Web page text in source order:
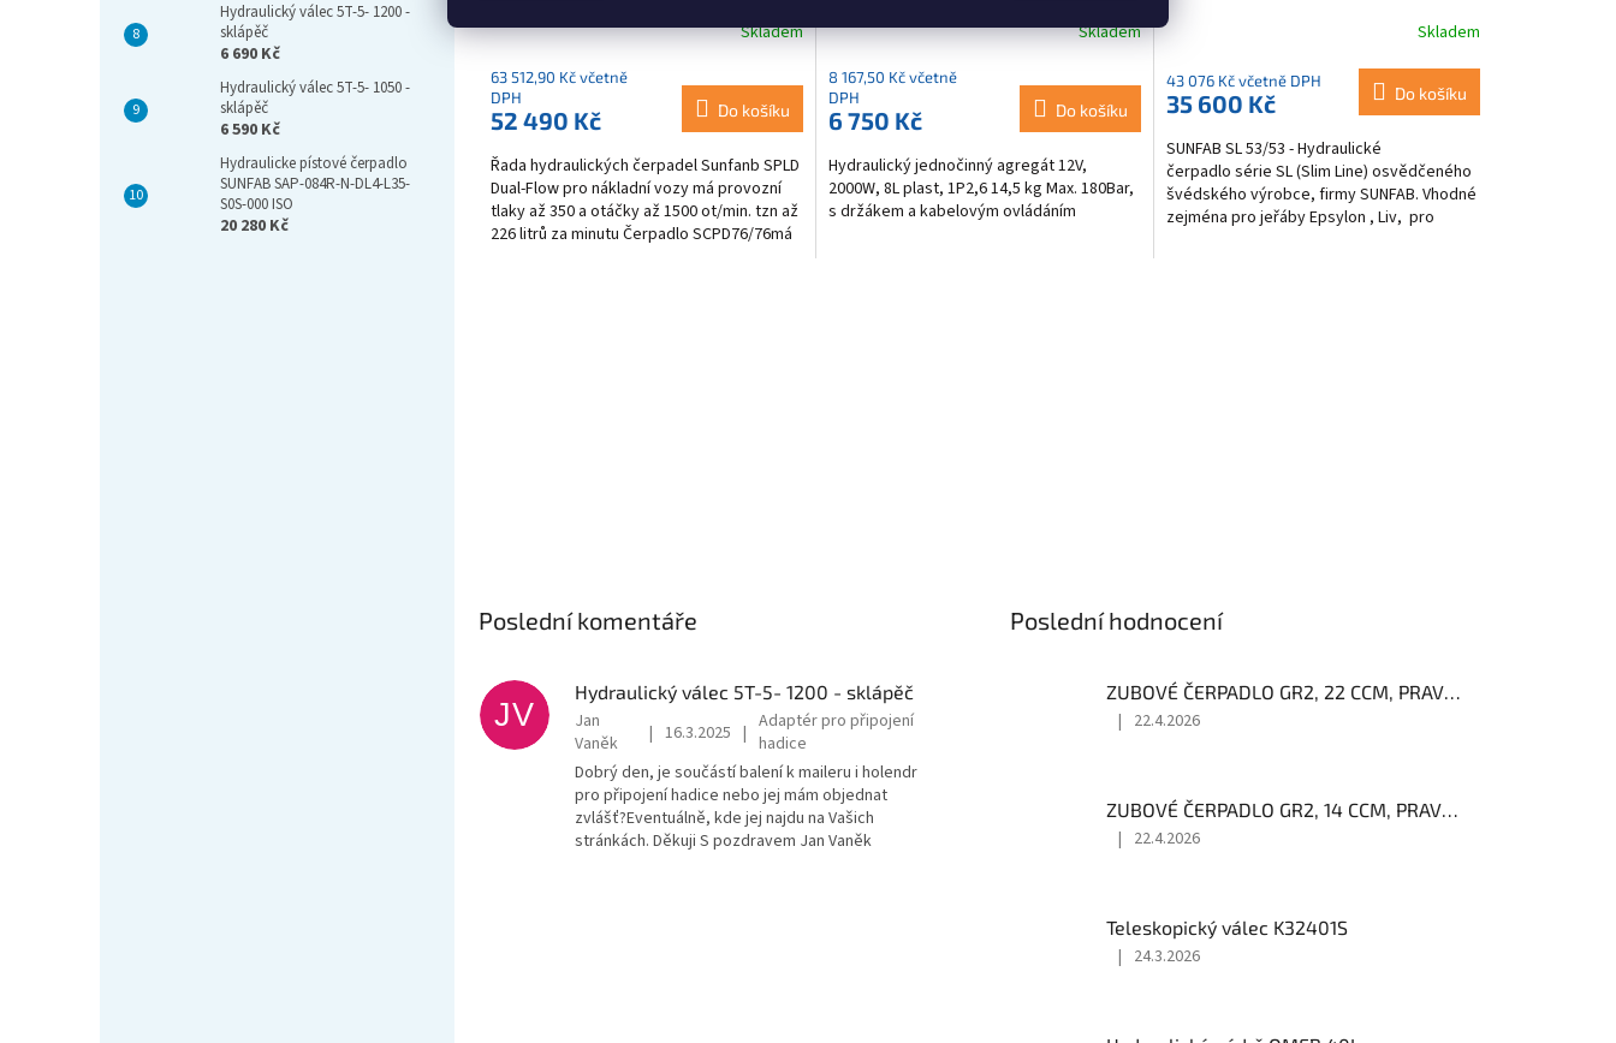
Hydraulický válec 5T-5- 1200 -
sklápěč
6 690 Kč
Hydraulický válec 5T-5- 1050 -
sklápěč
6 590 Kč
Hydraulicke pístové čerpadlo
SUNFAB SAP-084R-N-DL4-L35-
S0S-000 ISO
20 280 Kč
Skladem
63 512,90 Kč včetně
DPH
52 490 Kč Do košíku
Řada hydraulických čerpadel Sunfanb SPLD
Dual-Flow pro nákladní vozy má provozní
tlaky až 350 a otáčky až 1500 ot/min. tzn až
226 litrů za minutu Čerpadlo SCPD76/76má
Skladem
8 167,50 Kč včetně
DPH
6 750 Kč Do košíku
Hydraulický jednočinný agregát 12V,
2000W, 8L plast, 1P2,6 14,5 kg Max. 180Bar,
s držákem a kabelovým ovládáním
Skladem
43 076 Kč včetně DPH
35 600 Kč Do košíku
SUNFAB SL 53/53 - Hydraulické
čerpadlo série SL (Slim Line) osvědčeného
švédského výrobce, firmy SUNFAB. Vhodné
zejména pro jeřáby Epsylon , Liv, pro
Poslední komentáře
JV
Hydraulický válec 5T-5- 1200 - sklápěč
Jan
Vaněk
| 16.3.2025 | Adaptér pro připojení
hadice
Dobrý den, je součástí balení k maileru i holendr
pro připojení hadice nebo jej mám objednat
zvlášť?Eventuálně, kde jej najdu na Vašich
stránkách. Děkuji S pozdravem Jan Vaněk
Poslední hodnocení
ZUBOVÉ ČERPADLO GR2, 22 CCM, PRAVOTOČIVÉ
Hodnocení
4
z
| 22.4.2026
ZUBOVÉ ČERPADLO GR2, 14 CCM, PRAVOTOČIVÉ
Hodnocení
4
z
| 22.4.2026
Teleskopický válec K32401S
Hodnocení
3
| 24.3.2026